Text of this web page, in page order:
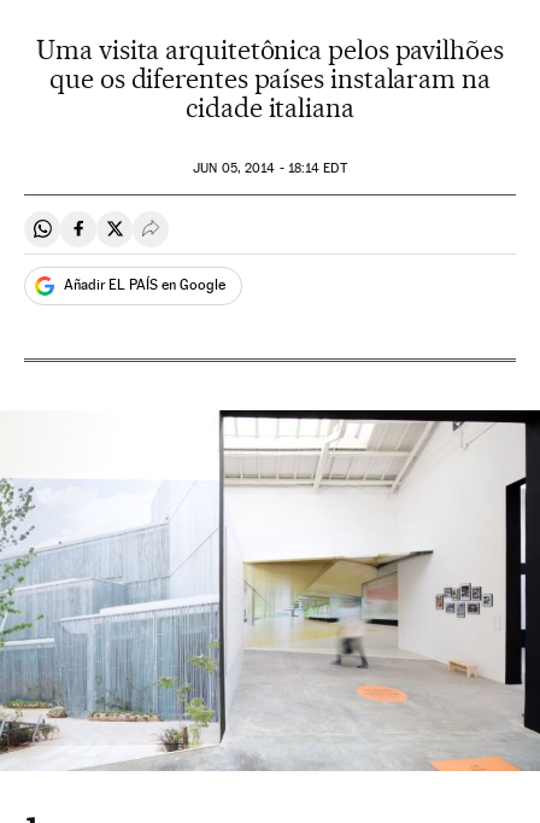
Uma visita arquitetônica pelos pavilhões
que os diferentes países instalaram na
cidade italiana
JUN 05, 2014 - 18:14 EDT
Compartir en Whatsapp
Compartir en Facebook
Compartir en Twitter
Desplegar Redes Sociales
Añadir EL PAÍS en Google